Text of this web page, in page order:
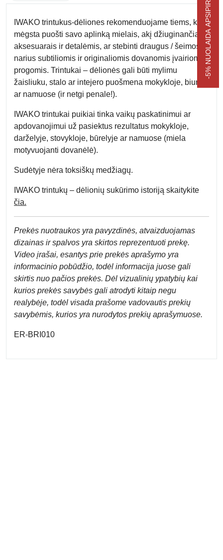
IWAKO trintukus-dėliones rekomenduojame tiems, kas
mėgsta puošti savo aplinką mielais, akį džiuginančiais
aksesuarais ir detalėmis, ar stebinti draugus / šeimos
narius subtiliomis ir originaliomis dovanomis įvairiomis
progomis. Trintukai – dėlionės gali būti mylimu
žaisliuku, stalo ar intejero puošmena mokykloje, biure
ar namuose (ir netgi penale!).
IWAKO trintukai puikiai tinka vaikų paskatinimui ar
apdovanojimui už pasiektus rezultatus mokykloje,
darželyje, stovykloje, būrelyje ar namuose (miela
motyvuojanti dovanėlė).
Sudėtyje nėra toksiškų medžiagų.
IWAKO trintukų – dėlionių sukūrimo istoriją skaitykite
čia.
Prekės nuotraukos yra pavyzdinės, atvaizduojamas
dizainas ir spalvos yra skirtos reprezentuoti prekę.
Video įrašai, esantys prie prekės aprašymo yra
informacinio pobūdžio, todėl informacija juose gali
skirtis nuo pačios prekės. Dėl vizualinių ypatybių kai
kurios prekės savybės gali atrodyti kitaip negu
realybėje, todėl visada prašome vadovautis prekių
savybėmis, kurios yra nurodytos prekių aprašymuose.
ER-BRI010
-5% NUOLAIDA APSIPIRKIMUI